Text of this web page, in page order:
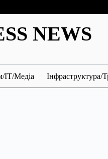
NEWS
ІТ/Медіа Інфраструктура/